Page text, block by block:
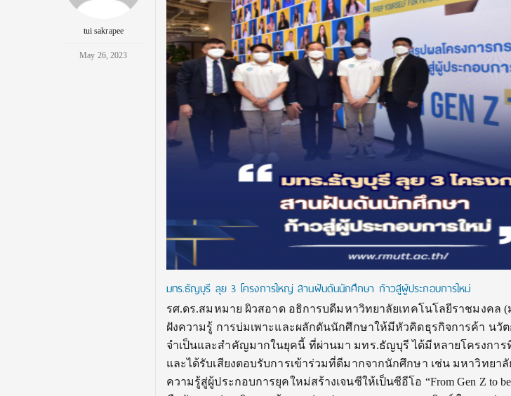
tui sakrapee
May 26, 2023
มทร.ธัญบุรี ลุย 3 โครงการใหญ่ สานฝันดันนักศึกษา ก้าวสู่ผู้ประกอบการใหม่
รศ.ดร.สมหมาย ผิวสอาด อธิการบดีมหาวิทยาลัยเทคโนโลยีราชมงคล (
ฝังความรู้ การบ่มเพาะและผลักดันนักศึกษาให้มีหัวคิดธุรกิจการค้า นวั
จำเป็นและสำคัญมากในยุคนี้ ที่ผ่านมา มทร.ธัญบุรี ได้มีหลายโครงการ
และได้รับเสียงตอบรับการเข้าร่วมที่ดีมากจากนักศึกษา เช่น มหาวิทยาลั
ความรู้สู่ผู้ประกอบการยุคใหม่สร้างเจนซีให้เป็นซีอีโอ “From Gen Z to